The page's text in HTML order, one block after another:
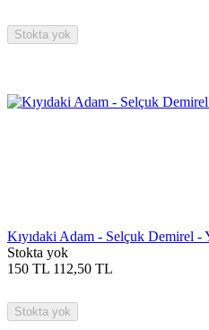
Stokta yok
Kıyıdaki Adam - Selçuk Demirel -
Stokta yok
150 TL 112,50 TL
Stokta yok